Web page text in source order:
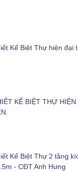
Kế Biệt Thự hiện đại
KẾ BIỆT THỰ
Kế Biệt Thự 2 tầng
- CĐT Anh Hưng